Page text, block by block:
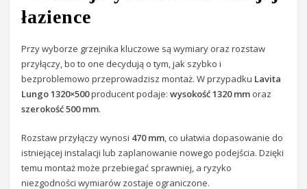
łazience
Przy wyborze grzejnika kluczowe są wymiary oraz rozstaw
przyłączy, bo to one decydują o tym, jak szybko i
bezproblemowo przeprowadzisz montaż. W przypadku Lavita
Lungo 1320×500producent podaje:wysokość 1320 mm oraz
szerokość 500 mm.
Rozstaw przyłączy wynosi 470 mm, co ułatwia dopasowanie do
istniejącej instalacji lub zaplanowanie nowego podejścia. Dzięki
temu montaż może przebiegać sprawniej, a ryzyko
niezgodności wymiarów zostaje ograniczone.